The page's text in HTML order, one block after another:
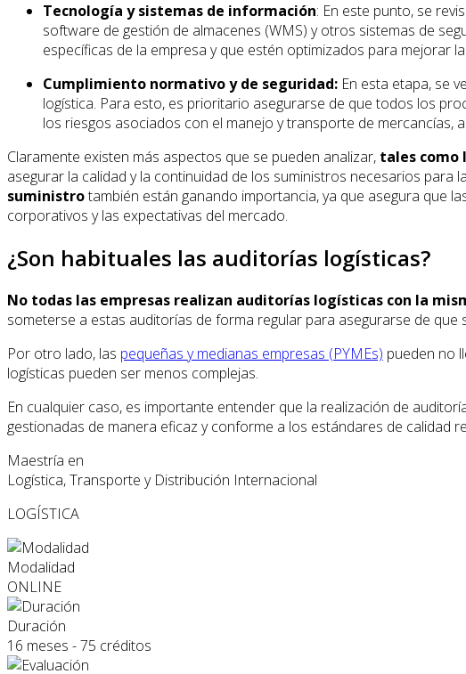
Tecnología y sistemas de información: En este punto, se
software de gestión de almacenes (WMS) y otros sistemas de
específicas de la empresa y que estén optimizados para mejorar
Cumplimiento normativo y de seguridad: En esta etapa, se
logística. Para esto, es prioritario asegurarse de que todos los
los riesgos asociados con el manejo y transporte de
Claramente existen más aspectos que se pueden analizar, tales como
asegurar la calidad y la continuidad de los suministros necesarios para
suministrotambién están ganando importancia, ya que asegura que
corporativos y las expectativas del mercado.
¿Son habituales las auditorías logísticas?
No todas las empresas realizan auditorías logísticas con la
someterse a estas auditorías de forma regular para asegurarse de
Por otro lado, las pequeñas y medianas empresas (PYMEs) pueden no
logísticas pueden ser menos complejas.
En cualquier caso, es importante entender que la realización de
gestionadas de manera eficaz y conforme a los estándares de calidad
Maestría en
Logística, Transporte y Distribución Internacional
LOGÍSTICA
Modalidad
ONLINE
Duración
16 meses - 75 créditos